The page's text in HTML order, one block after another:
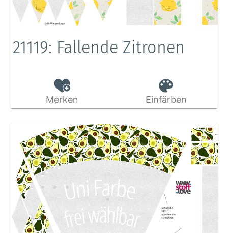
21119: Fallende Zitronen
Merken Einfärben